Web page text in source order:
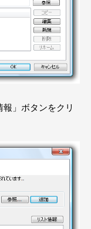
」ボタンをクリ